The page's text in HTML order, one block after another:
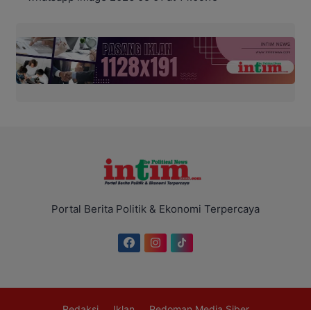
Portal Berita Politik & Ekonomi Terpercaya